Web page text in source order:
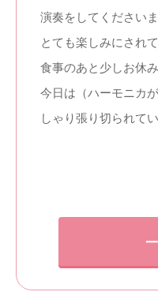
演奏をしてくださいま
とても楽しみにされ
食事のあと少しお休
今日は（ハーモニカ
しゃり張り切られてい